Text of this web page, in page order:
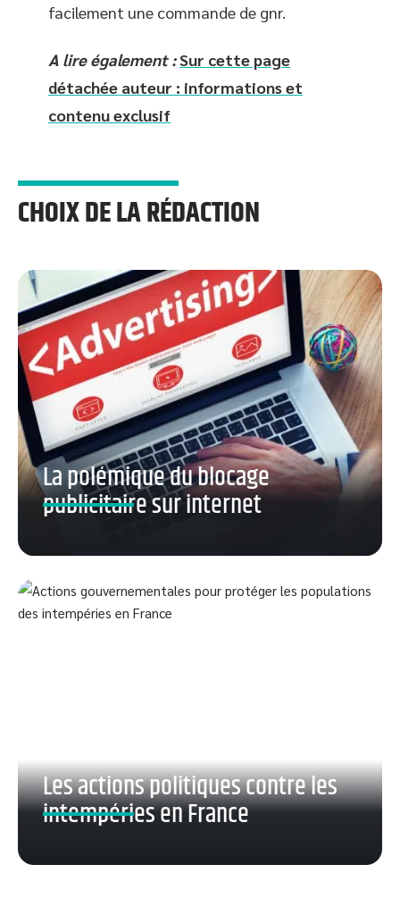
facilement une commande de gnr.
A lire également :Sur cette page
détachée auteur : informations et
contenu exclusif
CHOIX DE LA RÉDACTION
La polémique du blocage
publicitaire sur internet
Les actions politiques contre les
intempéries en France